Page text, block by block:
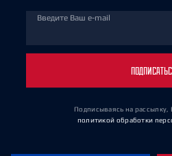
Введите Ваш e-mail
Подписываясь на рассылку,
политикой обработки